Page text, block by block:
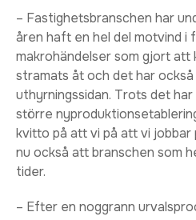
– Fastighetsbranschen har
åren haft en hel del motvind i
makrohändelser som gjort att
stramats åt och det har
uthyrningssidan. Trots det
större
kvitto på att vi på att vi
nu också att branschen som
tider.
– Efter en noggrann